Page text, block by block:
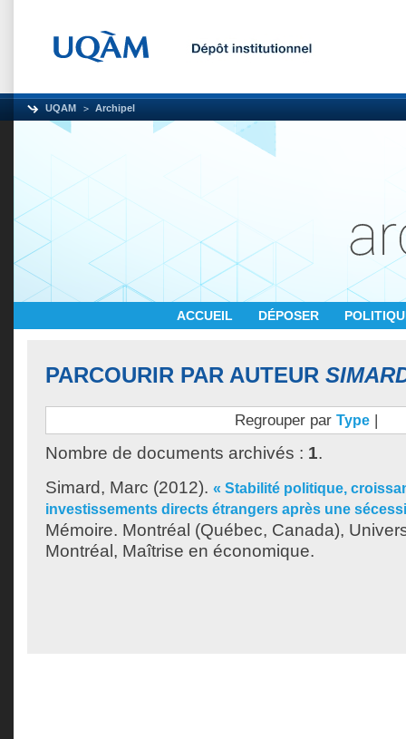
UQAM Archipel
ACCUEIL DÉPOSER
PARCOURIR PAR AUTEUR
Regrouper par Type |
Nombre de documents archivés : 1.
Simard, Marc (2012). « Stabilité politique,
investissements directs étrangers après une
Mémoire. Montréal (Québec, Canada),
Montréal, Maîtrise en économique.